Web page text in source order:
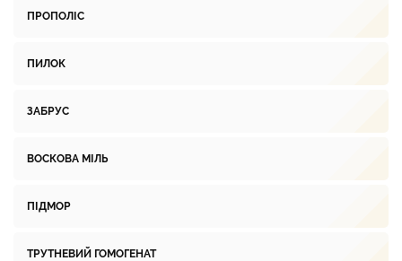
ПРОПОЛІС
ПИЛОК
ЗАБРУС
ВОСКОВА МІЛЬ
ПІДМОР
ТРУТНЕВИЙ ГОМОГЕНАТ